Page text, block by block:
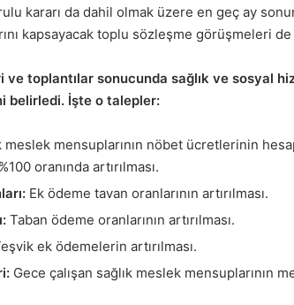
kararı da dahil olmak üzere en geç ay
kapsayacak toplu sözleşme görüşmeleri
toplantılar sonucunda sağlık ve sosyal
belirledi. İşte o talepler:
meslek mensuplarının nöbet ücretlerinin
oranında artırılması.
Ek ödeme tavan oranlarının artırılması.
Taban ödeme oranlarının artırılması.
ek ödemelerin artırılması.
Gece çalışan sağlık meslek mensuplarının